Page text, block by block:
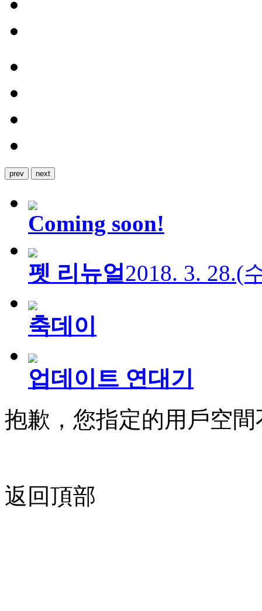
prev next
Coming soon!
펫 리뉴얼2018. 3. 28.(
축데이
업데이트 연대기
抱歉，您指定的用戶空間
返回頂部